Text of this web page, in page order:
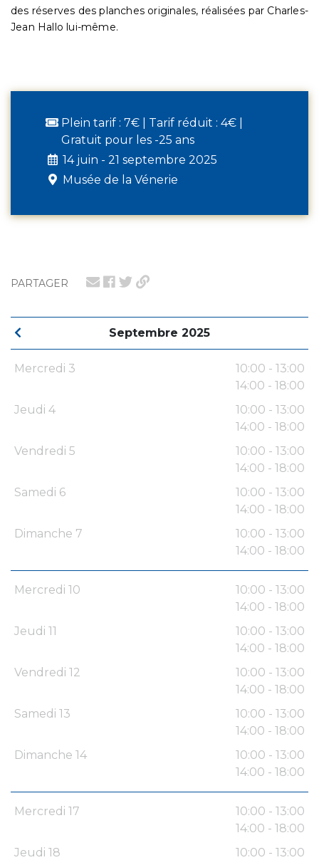
PARTAGER
Septembre 2025
Mercredi 3
10:00 - 13:00
14:00 - 18:00
Jeudi 4
10:00 - 13:00
14:00 - 18:00
Vendredi 5
10:00 - 13:00
14:00 - 18:00
Samedi 6
10:00 - 13:00
14:00 - 18:00
Dimanche 7
10:00 - 13:00
14:00 - 18:00
Mercredi 10
10:00 - 13:00
14:00 - 18:00
Jeudi 11
10:00 - 13:00
14:00 - 18:00
Vendredi 12
10:00 - 13:00
14:00 - 18:00
Samedi 13
10:00 - 13:00
14:00 - 18:00
Dimanche 14
10:00 - 13:00
14:00 - 18:00
Mercredi 17
10:00 - 13:00
14:00 - 18:00
Jeudi 18
10:00 - 13:00
des réserves des planches originales, réalisées par Charles-
Jean Hallo lui-même.
Plein tarif : 7€ | Tarif réduit : 4€ |
Gratuit pour les -25 ans
14 juin - 21 septembre 2025
Musée de la Vénerie